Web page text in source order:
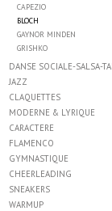
Marques
Gift Card
CAPEZIO
BLOCH
GAYNOR MINDEN
GRISHKO
DANSE SOCIALE-SALSA-
JAZZ
CLAQUETTES
MODERNE & LYRIQUE
CARACTERE
FLAMENCO
GYMNASTIQUE
CHEERLEADING
SNEAKERS
WARMUP